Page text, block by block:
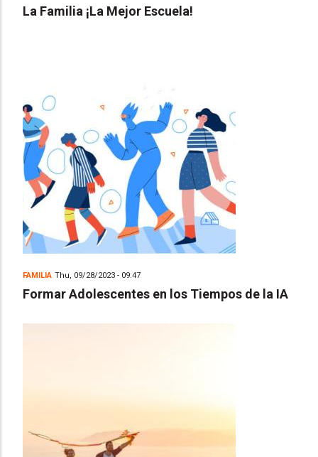
La Familia ¡La Mejor Escuela!
FAMILIA Thu, 09/28/2023 - 09:47
Formar Adolescentes en los Tiempos de la IA